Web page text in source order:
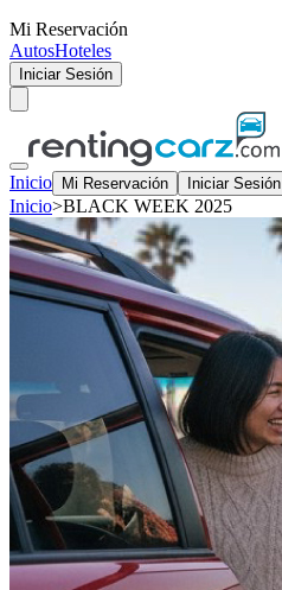
Mi Reservación
AutosHoteles
Iniciar Sesión
Inicio Mi Reservación Iniciar Sesión
Inicio>BLACK WEEK 2025